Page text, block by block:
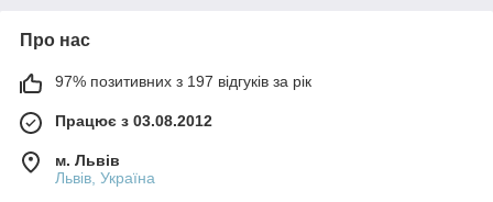
Про нас
97% позитивних з 197 відгуків за рік
Працює з 03.08.2012
м. Львів
Львів, Україна